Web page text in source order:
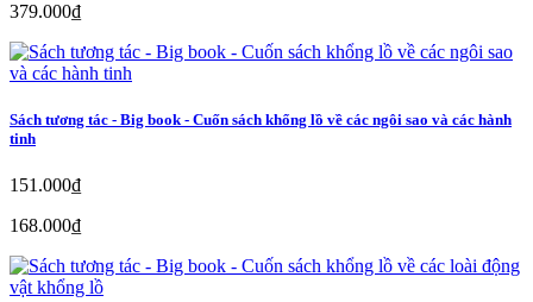
379.000₫
Sách tương tác - Big book - Cuốn sách khổng lồ về các ngôi sao và các hành
tinh
151.000₫
168.000₫